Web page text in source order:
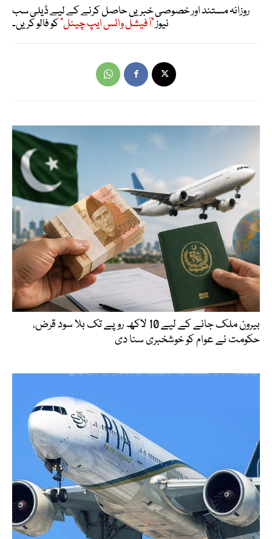
روزانہ مستند اور خصوصی خبریں حاصل کرنے کے لیے ڈیلی سب
نیوز"آفیشل واٹس ایپ چینل"کو فالو کریں۔
بیرون ملک جانے کے لیے 10 لاکھ روپے تک بلا سود قرض،
حکومت نے عوام کو خوشخبری سنا دی